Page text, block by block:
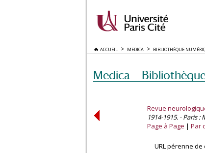
ACCUEIL MEDICA BIBLIOTHÈQUE
Medica —
Revue
1914-1915. - Paris :
Page à Page
Par
URL pérenne de